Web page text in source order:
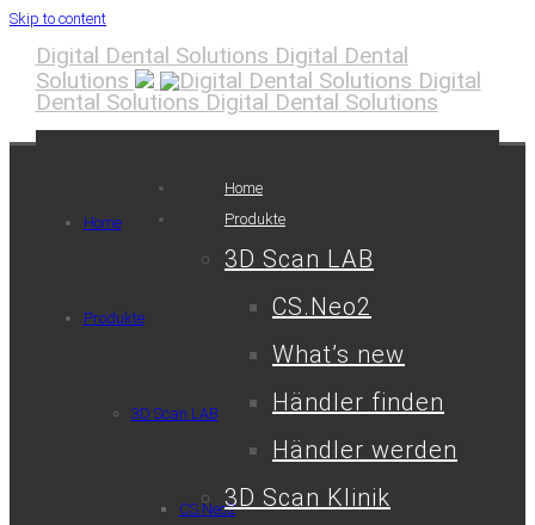
Skip to content
Digital Dental Solutions Digital Dental
Solutions
Digital
Dental SolutionsDigital Dental Solutions
Home
Produkte
3D Scan LAB
CS.Neo2
Home
Produkte
3D Scan LAB
CS.Neo2
What’s new
Händler finden
Händler werden
3D Scan Klinik